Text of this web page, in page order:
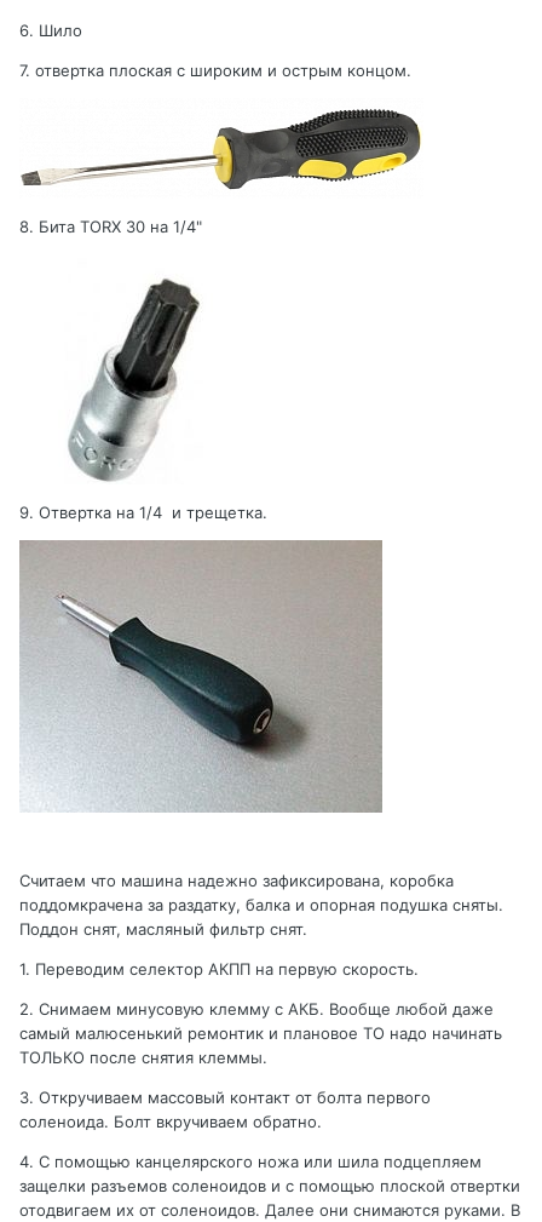
6. Шило
7. отвертка плоская с широким и острым концом.
8. Бита TORX 30 на 1/4"
9. Отвертка на 1/4 и трещетка.
Считаем что машина надежно зафиксирована, коробка
поддомкрачена за раздатку, балка и опорная подушка сняты.
Поддон снят, масляный фильтр снят.
1. Переводим селектор АКПП на первую скорость.
2. Снимаем минусовую клемму с АКБ. Вообще любой даже
самый малюсенький ремонтик и плановое ТО надо начинать
ТОЛЬКО после снятия клеммы.
3. Откручиваем массовый контакт от болта первого
соленоида. Болт вкручиваем обратно.
4. С помощью канцелярского ножа или шила подцепляем
защелки разъемов соленоидов и с помощью плоской отвертки
отодвигаем их от соленоидов. Далее они снимаются руками. В